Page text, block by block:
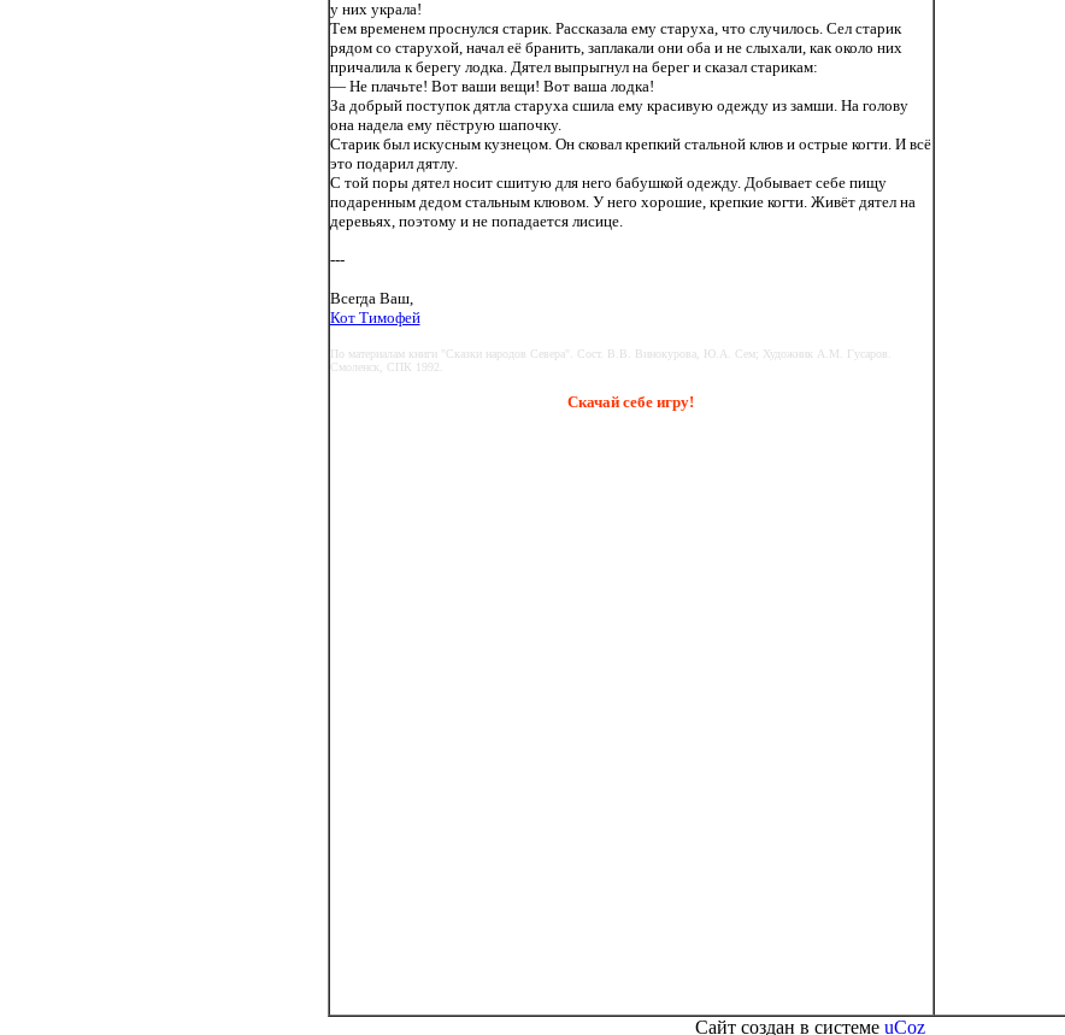
у них украла!
Тем временем проснулся старик. Рассказала ему старуха, что случилось. Сел старик
рядом со старухой, начал её бранить, заплакали они оба и не слыхали, как около них
причалила к берегу лодка. Дятел выпрыгнул на берег и сказал старикам:
— Не плачьте! Вот ваши вещи! Вот ваша лодка!
За добрый поступок дятла старуха сшила ему красивую одежду из замши. На голову
она надела ему пёструю шапочку.
Старик был искусным кузнецом. Он сковал крепкий стальной клюв и острые когти. И всё
это подарил дятлу.
С той поры дятел носит сшитую для него бабушкой одежду. Добывает себе пищу
подаренным дедом стальным клювом. У него хорошие, крепкие когти. Живёт дятел на
деревьях, поэтому и не попадается лисице.
---
Всегда Ваш,
Кот Тимофей
По материалам книги "Сказки народов Севера". Сост. В.В. Винокурова, Ю.А. Сем; Художник А.М. Гусаров.
Смоленск, СПК 1992.
Скачай себе игру!
Сайт создан в системе uCoz